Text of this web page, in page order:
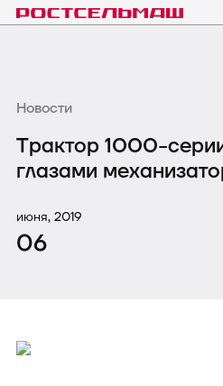
Новости
Трактор 1000-
глазами
июня, 2019
06